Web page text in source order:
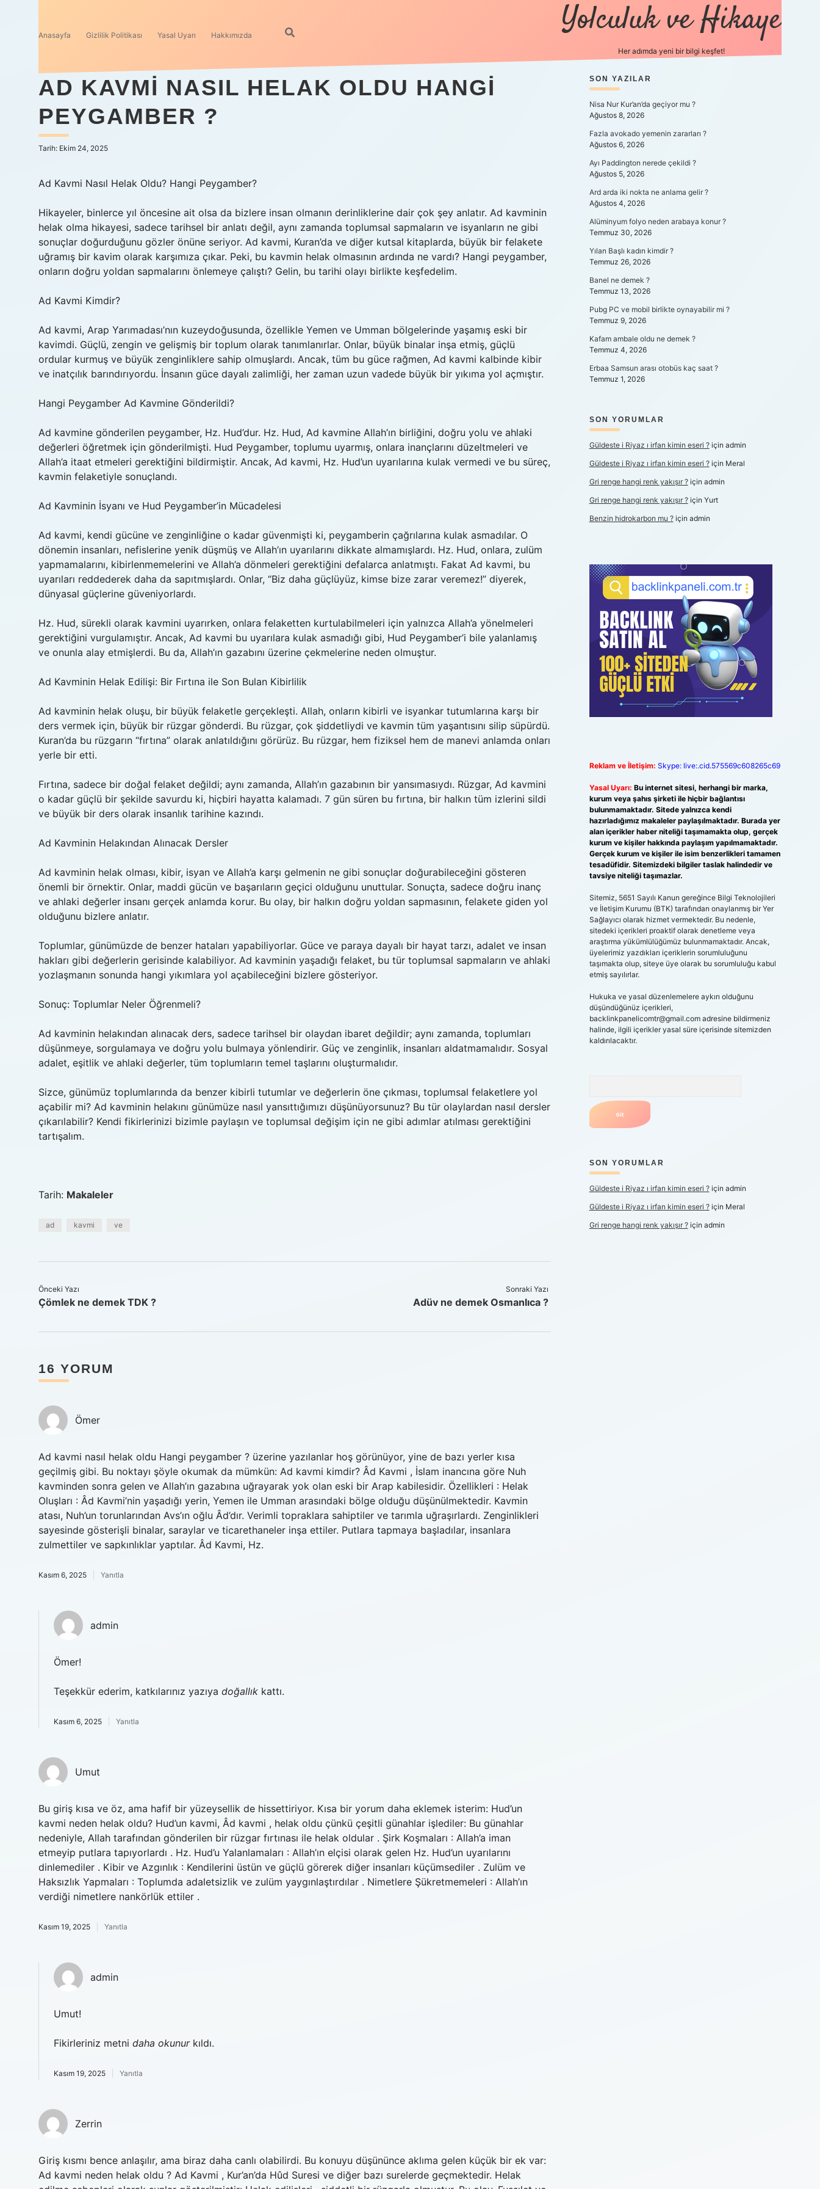
Anasayfa Gizlilik Politikası Yasal Uyarı Hakkımızda Yolculuk ve Hikaye
Her adımda yeni bir bilgi keşfet!
AD KAVMI NASIL HELAK OLDU HANGI
PEYGAMBER ?
Tarih: Ekim 24, 2025
Ad Kavmi Nasıl Helak Oldu? Hangi Peygamber?
Hikayeler, binlerce yıl öncesine ait olsa da bizlere insan olmanın derinliklerine dair çok şey anlatır. Ad kavminin
helak olma hikayesi, sadece tarihsel bir anlatı değil, aynı zamanda toplumsal sapmaların ve isyanların ne gibi
sonuçlar doğurduğunu gözler önüne seriyor. Ad kavmi, Kuran’da ve diğer kutsal kitaplarda, büyük bir felakete
uğramış bir kavim olarak karşımıza çıkar. Peki, bu kavmin helak olmasının ardında ne vardı? Hangi peygamber,
onların doğru yoldan sapmalarını önlemeye çalıştı? Gelin, bu tarihi olayı birlikte keşfedelim.
Ad Kavmi Kimdir?
Ad kavmi, Arap Yarımadası’nın kuzeydoğusunda, özellikle Yemen ve Umman bölgelerinde yaşamış eski bir
kavimdi. Güçlü, zengin ve gelişmiş bir toplum olarak tanımlanırlar. Onlar, büyük binalar inşa etmiş, güçlü
ordular kurmuş ve büyük zenginliklere sahip olmuşlardı. Ancak, tüm bu güce rağmen, Ad kavmi kalbinde kibir
ve inatçılık barındırıyordu. İnsanın güce dayalı zalimliği, her zaman uzun vadede büyük bir yıkıma yol açmıştır.
Hangi Peygamber Ad Kavmine Gönderildi?
Ad kavmine gönderilen peygamber, Hz. Hud’dur. Hz. Hud, Ad kavmine Allah’ın birliğini, doğru yolu ve ahlaki
değerleri öğretmek için gönderilmişti. Hud Peygamber, toplumu uyarmış, onlara inançlarını düzeltmeleri ve
Allah’a itaat etmeleri gerektiğini bildirmiştir. Ancak, Ad kavmi, Hz. Hud’un uyarılarına kulak vermedi ve bu süreç,
kavmin felaketiyle sonuçlandı.
Ad Kavminin İsyanı ve Hud Peygamber’in Mücadelesi
Ad kavmi, kendi gücüne ve zenginliğine o kadar güvenmişti ki, peygamberin çağrılarına kulak asmadılar. O
dönemin insanları, nefislerine yenik düşmüş ve Allah’ın uyarılarını dikkate almamışlardı. Hz. Hud, onlara, zulüm
yapmamalarını, kibirlenmemelerini ve Allah’a dönmeleri gerektiğini defalarca anlatmıştı. Fakat Ad kavmi, bu
uyarıları reddederek daha da sapıtmışlardı. Onlar, “Biz daha güçlüyüz, kimse bize zarar veremez!” diyerek,
dünyasal güçlerine güveniyorlardı.
Hz. Hud, sürekli olarak kavmini uyarırken, onlara felaketten kurtulabilmeleri için yalnızca Allah’a yönelmeleri
gerektiğini vurgulamıştır. Ancak, Ad kavmi bu uyarılara kulak asmadığı gibi, Hud Peygamber’i bile yalanlamış
ve onunla alay etmişlerdi. Bu da, Allah’ın gazabını üzerine çekmelerine neden olmuştur.
Ad Kavminin Helak Edilişi: Bir Fırtına ile Son Bulan Kibirlilik
Ad kavminin helak oluşu, bir büyük felaketle gerçekleşti. Allah, onların kibirli ve isyankar tutumlarına karşı bir
ders vermek için, büyük bir rüzgar gönderdi. Bu rüzgar, çok şiddetliydi ve kavmin tüm yaşantısını silip süpürdü.
Kuran’da bu rüzgarın “fırtına” olarak anlatıldığını görürüz. Bu rüzgar, hem fiziksel hem de manevi anlamda onları
yerle bir etti.
Fırtına, sadece bir doğal felaket değildi; aynı zamanda, Allah’ın gazabının bir yansımasıydı. Rüzgar, Ad kavmini
o kadar güçlü bir şekilde savurdu ki, hiçbiri hayatta kalamadı. 7 gün süren bu fırtına, bir halkın tüm izlerini sildi
ve büyük bir ders olarak insanlık tarihine kazındı.
Ad Kavminin Helakından Alınacak Dersler
Ad kavminin helak olması, kibir, isyan ve Allah’a karşı gelmenin ne gibi sonuçlar doğurabileceğini gösteren
önemli bir örnektir. Onlar, maddi gücün ve başarıların geçici olduğunu unuttular. Sonuçta, sadece doğru inanç
ve ahlaki değerler insanı gerçek anlamda korur. Bu olay, bir halkın doğru yoldan sapmasının, felakete giden yol
olduğunu bizlere anlatır.
Toplumlar, günümüzde de benzer hataları yapabiliyorlar. Güce ve paraya dayalı bir hayat tarzı, adalet ve insan
hakları gibi değerlerin gerisinde kalabiliyor. Ad kavminin yaşadığı felaket, bu tür toplumsal sapmaların ve ahlaki
yozlaşmanın sonunda hangi yıkımlara yol açabileceğini bizlere gösteriyor.
Sonuç: Toplumlar Neler Öğrenmeli?
Ad kavminin helakından alınacak ders, sadece tarihsel bir olaydan ibaret değildir; aynı zamanda, toplumları
düşünmeye, sorgulamaya ve doğru yolu bulmaya yönlendirir. Güç ve zenginlik, insanları aldatmamalıdır. Sosyal
adalet, eşitlik ve ahlaki değerler, tüm toplumların temel taşlarını oluşturmalıdır.
Sizce, günümüz toplumlarında da benzer kibirli tutumlar ve değerlerin öne çıkması, toplumsal felaketlere yol
açabilir mi? Ad kavminin helakını günümüze nasıl yansıttığımızı düşünüyorsunuz? Bu tür olaylardan nasıl dersler
çıkarılabilir? Kendi fikirlerinizi bizimle paylaşın ve toplumsal değişim için ne gibi adımlar atılması gerektiğini
tartışalım.
Tarih: Makaleler
ad kavmi ve
Önceki Yazı
Çömlek ne demek TDK ?
Sonraki Yazı
Adüv ne demek Osmanlıca ?
16 YORUM
Ömer
Ad kavmi nasıl helak oldu Hangi peygamber ? üzerine yazılanlar hoş görünüyor, yine de bazı yerler kısa
geçilmiş gibi. Bu noktayı şöyle okumak da mümkün: Ad kavmi kimdir? Âd Kavmi , İslam inancına göre Nuh
kavminden sonra gelen ve Allah’ın gazabına uğrayarak yok olan eski bir Arap kabilesidir. Özellikleri : Helak
Oluşları : Âd Kavmi’nin yaşadığı yerin, Yemen ile Umman arasındaki bölge olduğu düşünülmektedir. Kavmin
atası, Nuh’un torunlarından Avs’ın oğlu Âd’dır. Verimli topraklara sahiptiler ve tarımla uğraşırlardı. Zenginlikleri
sayesinde gösterişli binalar, saraylar ve ticarethaneler inşa ettiler. Putlara tapmaya başladılar, insanlara
zulmettiler ve sapkınlıklar yaptılar. Âd Kavmi, Hz.
Kasım 6, 2025 Yanıtla
admin
Ömer!
Teşekkür ederim, katkılarınız yazıya doğallık kattı.
Kasım 6, 2025 Yanıtla
Umut
Bu giriş kısa ve öz, ama hafif bir yüzeysellik de hissettiriyor. Kısa bir yorum daha eklemek isterim: Hud’un
kavmi neden helak oldu? Hud’un kavmi, Âd kavmi , helak oldu çünkü çeşitli günahlar işlediler: Bu günahlar
nedeniyle, Allah tarafından gönderilen bir rüzgar fırtınası ile helak oldular . Şirk Koşmaları : Allah’a iman
etmeyip putlara tapıyorlardı . Hz. Hud’u Yalanlamaları : Allah’ın elçisi olarak gelen Hz. Hud’un uyarılarını
dinlemediler . Kibir ve Azgınlık : Kendilerini üstün ve güçlü görerek diğer insanları küçümsediler . Zulüm ve
Haksızlık Yapmaları : Toplumda adaletsizlik ve zulüm yaygınlaştırdılar . Nimetlere Şükretmemeleri : Allah’ın
verdiği nimetlere nankörlük ettiler .
Kasım 19, 2025 Yanıtla
admin
Umut!
Fikirleriniz metni daha okunurkıldı.
Kasım 19, 2025 Yanıtla
Zerrin
Giriş kısmı bence anlaşılır, ama biraz daha canlı olabilirdi. Bu konuyu düşününce aklıma gelen küçük bir ek var:
Ad kavmi neden helak oldu ? Ad Kavmi , Kur’an’da Hûd Suresi ve diğer bazı surelerde geçmektedir. Helak
SIDEBAR
SON YAZILAR
Nisa Nur Kur’an’da geçiyor mu ?
Ağustos 8, 2026
Fazla avokado yemenin zararları ?
Ağustos 6, 2026
Ayı Paddington nerede çekildi ?
Ağustos 5, 2026
Ard arda iki nokta ne anlama gelir ?
Ağustos 4, 2026
Alüminyum folyo neden arabaya konur ?
Temmuz 30, 2026
Yılan Başlı kadın kimdir ?
Temmuz 26, 2026
Banel ne demek ?
Temmuz 13, 2026
Pubg PC ve mobil birlikte oynayabilir mi ?
Temmuz 9, 2026
Kafam ambale oldu ne demek ?
Temmuz 4, 2026
Erbaa Samsun arası otobüs kaç saat ?
Temmuz 1, 2026
SON YORUMLAR
Güldeste i Riyaz ı irfan kimin eseri ?için admin
Güldeste i Riyaz ı irfan kimin eseri ?için Meral
Gri renge hangi renk yakışır ?için admin
Gri renge hangi renk yakışır ?için Yurt
Benzin hidrokarbon mu ?için admin
Reklam ve İletişim: Skype: live:.cid.575569c608265c69
Yasal Uyarı: Bu internet sitesi, herhangi bir marka,
kurum veya şahıs şirketi ile hiçbir bağlantısı
bulunmamaktadır. Sitede yalnızca kendi
hazırladığımız makaleler paylaşılmaktadır. Burada yer
alan içerikler haber niteliği taşımamakta olup, gerçek
kurum ve kişiler hakkında paylaşım yapılmamaktadır.
Gerçek kurum ve kişiler ile isim benzerlikleri tamamen
tesadüfidir. Sitemizdeki bilgiler taslak halindedir ve
tavsiye niteliği taşımazlar.
Sitemiz, 5651 Sayılı Kanun gereğince Bilgi Teknolojileri
ve İletişim Kurumu (BTK) tarafından onaylanmış bir Yer
Sağlayıcı olarak hizmet vermektedir. Bu nedenle,
sitedeki içerikleri proaktif olarak denetleme veya
araştırma yükümlülüğümüz bulunmamaktadır. Ancak,
üyelerimiz yazdıkları içeriklerin sorumluluğunu
taşımakta olup, siteye üye olarak bu sorumluluğu kabul
etmiş sayılırlar.
Hukuka ve yasal düzenlemelere aykırı olduğunu
düşündüğünüz içerikleri,
backlinkpanelicomtr@gmail.comadresine bildirmeniz
halinde, ilgili içerikler yasal süre içerisinde sitemizden
kaldırılacaktır.
SON YORUMLAR
Güldeste i Riyaz ı irfan kimin eseri ?için admin
Güldeste i Riyaz ı irfan kimin eseri ?için Meral
Gri renge hangi renk yakışır ?için admin